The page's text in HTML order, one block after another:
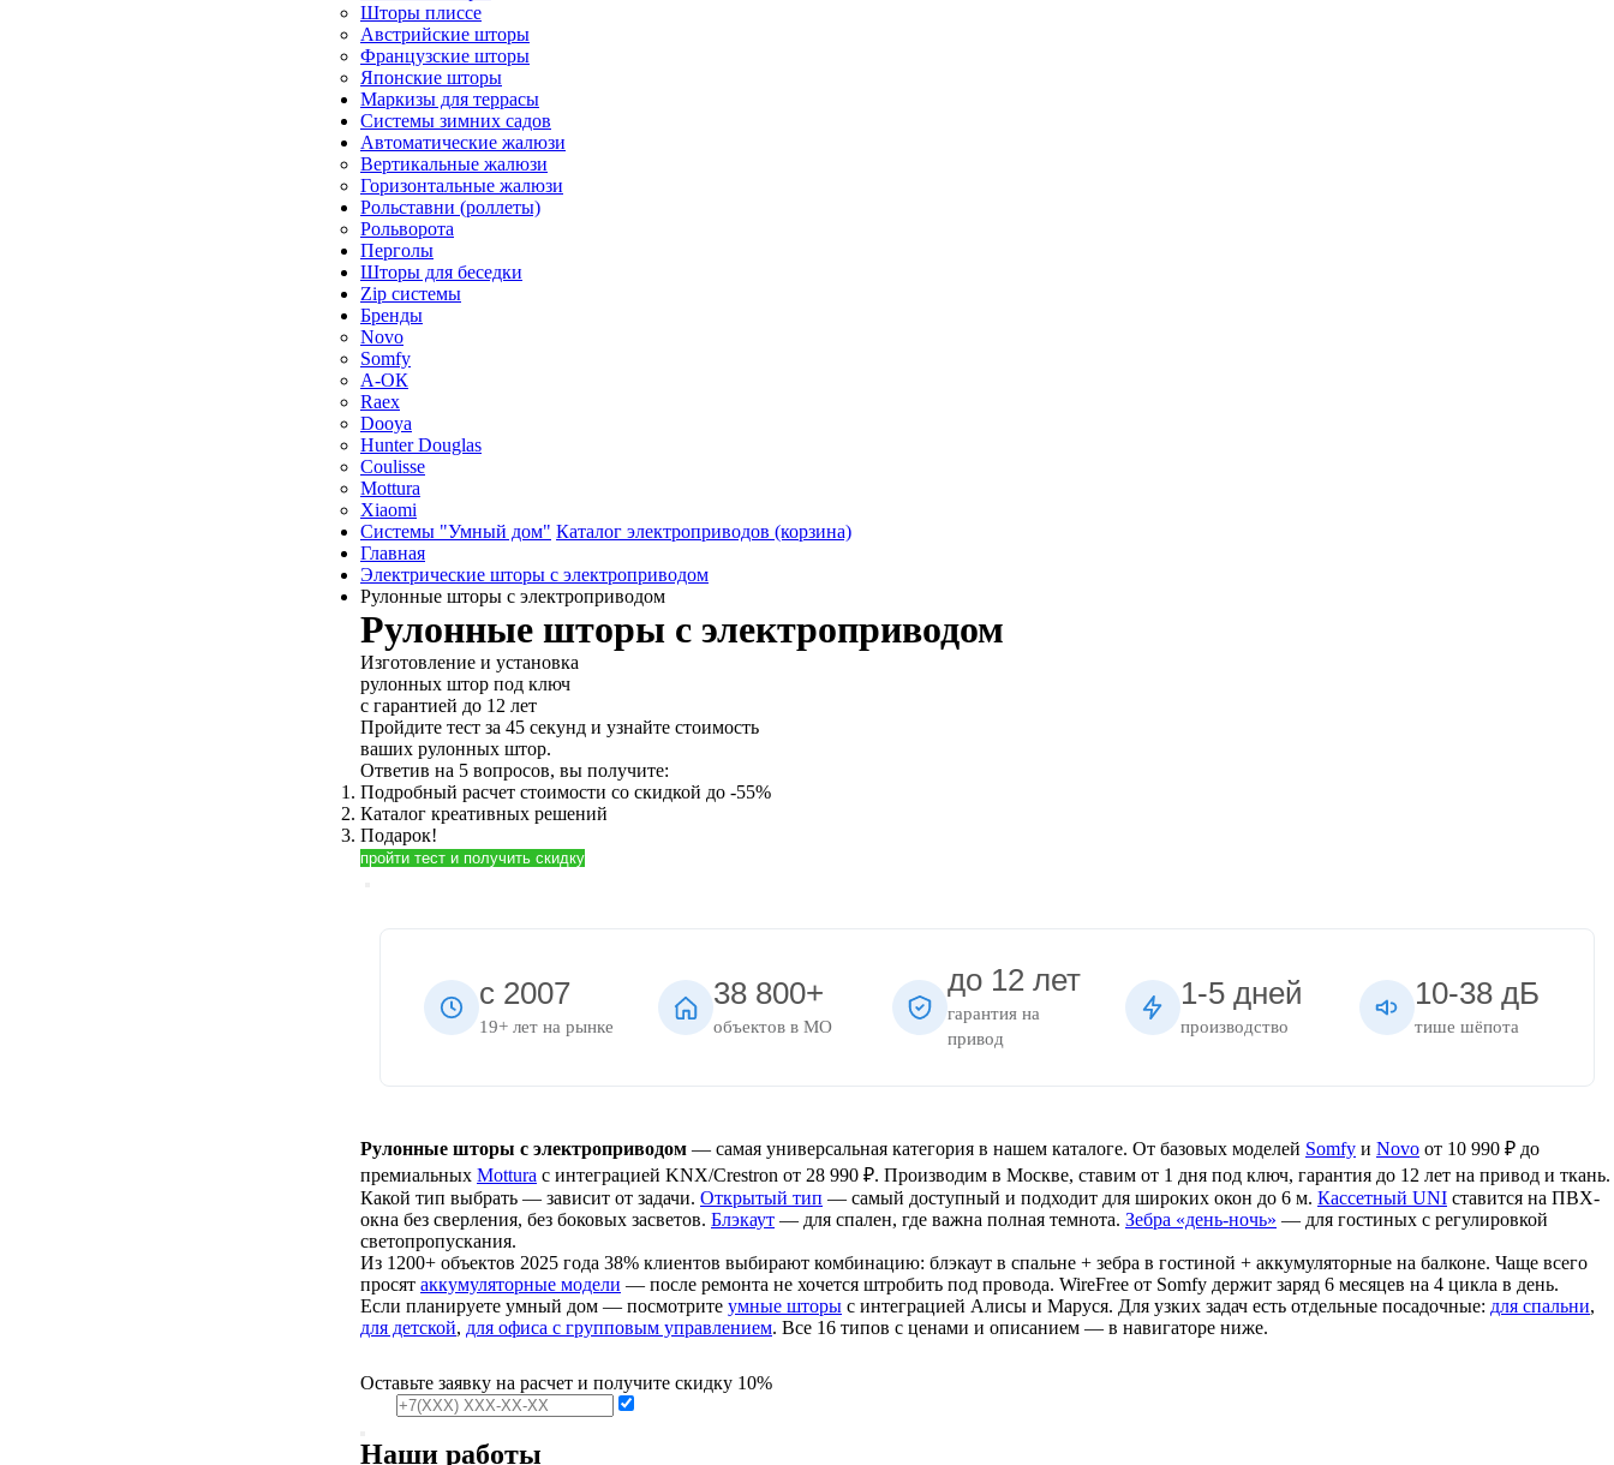
Шторы плиссе
Австрийские шторы
Французские шторы
Японские шторы
Маркизы для террасы
Системы зимних садов
Автоматические жалюзи
Вертикальные жалюзи
Горизонтальные жалюзи
Рольставни (роллеты)
Рольворота
Перголы
Шторы для беседки
Zip системы
Бренды
Novo
Somfy
А-ОК
Raex
Dooya
Hunter Douglas
Coulisse
Mottura
Xiaomi
Системы "Умный дом" Каталог электроприводов (корзина)
Главная
Электрические шторы с электроприводом
Рулонные шторы с электроприводом
Рулонные шторы с электроприводом
Изготовление и установка
рулонных штор под ключ
с гарантией до 12 лет
Пройдите тест за 45 секунд и узнайте стоимость
ваших рулонных штор.
Ответив на 5 вопросов, вы получите:
Подробный расчет стоимости со скидкой до -55%
Каталог креативных решений
Подарок!
пройти тест и получить скидку
с 2007
19+ лет на рынке
38 800+
объектов в МО
до 12 лет
гарантия на
привод
1-5 дней
производство
10-38 дБ
тише шёпота
Рулонные шторы с электроприводом — самая универсальная категория в нашем каталоге. От базовых моделей Somfy и Novo от 10 990 ₽ до
премиальных Mottura с интеграцией KNX/Crestron от 28 990 ₽. Производим в Москве, ставим от 1 дня под ключ, гарантия до 12 лет на привод и ткань.
Какой тип выбрать — зависит от задачи. Открытый тип — самый доступный и подходит для широких окон до 6 м. Кассетный UNI ставится на ПВХ-
окна без сверления, без боковых засветов. Блэкаут — для спален, где важна полная темнота. Зебра «день-ночь» — для гостиных с регулировкой
светопропускания.
Из 1200+ объектов 2025 года 38% клиентов выбирают комбинацию: блэкаут в спальне + зебра в гостиной + аккумуляторные на балконе. Чаще всего
просят аккумуляторные модели — после ремонта не хочется штробить под провода. WireFree от Somfy держит заряд 6 месяцев на 4 цикла в день.
Если планируете умный дом — посмотрите умные шторы с интеграцией Алисы и Маруся. Для узких задач есть отдельные посадочные: для спальни,
для детской, для офиса с групповым управлением. Все 16 типов с ценами и описанием — в навигаторе ниже.
Оставьте заявку на расчет и получите скидку 10%
Наши работы